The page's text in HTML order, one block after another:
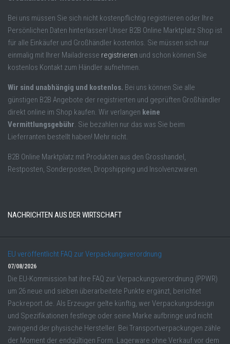
Bei uns müssen Sie sich nicht kostenpflichtig registrieren oder Ihre
Persönlichen Daten hinterlassen! Unser B2B Online Marktplatz Shop ist
für alle Einkäufer und Großhändler kostenlos. Sie müssen sich nur
einmalig mit Ihrer Mailadresse registrieren und schon können Sie
kostenlos Kontakt zum Händler aufnehmen.
Wir sind unabhängig und kostenlos. Bei uns können Sie alle
günstigen B2B Angebote der registrierten und geprüften Großhändler
direkt online im Shop kaufen. Wir verlangen keine
Vermittlungsgebühr. Sie bezahlen nur das was Sie beim
Lieferranten bestellt haben! Mehr nicht.
B2B Online Marktplatz mit Produkten aus den Grosshandel,
Restposten, Sonderposten, Dropshipping und Insolvenzwaren.
NACHRICHTEN AUS DER WIRTSCHAFT
EU veröffentlicht FAQ zur Verpackungsverordnung
07/08/2026
Die EU-Kommission hat ihre FAQ zur Verpackungsverordnung (PPWR)
um 26 neue und sieben überarbeitete Punkte ergänzt, berichtet
Packreport.de. Als Erzeuger gelte künftig, wer Verpackungsdesign
und Spezifikationen festlege oder seine Marke aufbringe und nicht
zwingend der physische Hersteller. Bei Transportverpackungen zähle
der Moment der endgültigen Form. Lagerware ohne Verkauf vor dem